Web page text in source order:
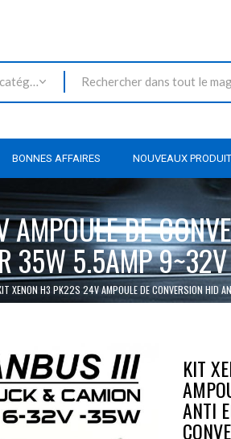
Toutes les catégories
BONNES AFFAIRES NOUVEAUX
DE
35W 5.5AMP
XENON H3 PK22S 24V AMPOULE DE CONVERSION HID
KIT
ANTI